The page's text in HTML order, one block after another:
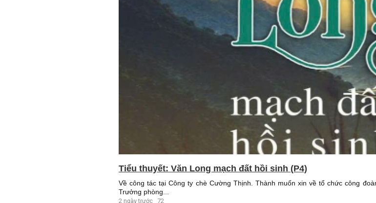
Tiểu thuyết: Văn Long mạch đất hồi sinh (P4)
Về công tác tại Công ty chè Cường Thịnh. Thành muốn xin về tổ chức công
Trưởng phòng...
2 ngày trước 72